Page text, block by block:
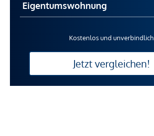
Kostenlos und unverbindlich
Jetzt vergleichen!